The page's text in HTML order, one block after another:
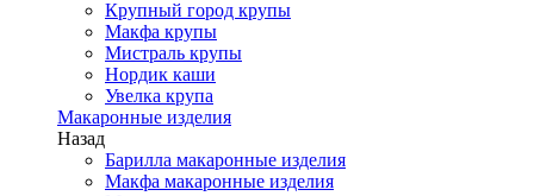
Крупный город крупы
Макфа крупы
Мистраль крупы
Нордик каши
Увелка крупа
Макаронные изделия
Назад
Барилла макаронные изделия
Макфа макаронные изделия